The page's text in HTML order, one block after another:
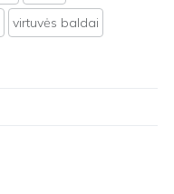
virtuvės baldai